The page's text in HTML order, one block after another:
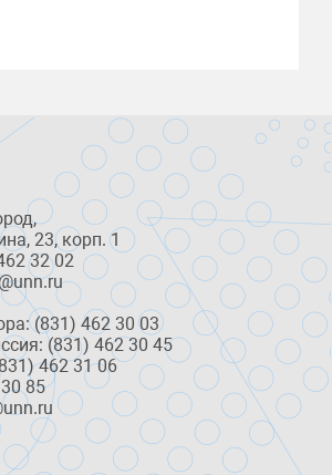
23, корп. 1
32 02
(831) 462 30 03
(831) 462 30 45
462 31 06
85